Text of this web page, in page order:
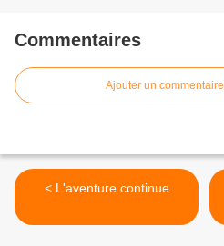
Commentaires
Ajouter un commentaire
< L'aventure continue